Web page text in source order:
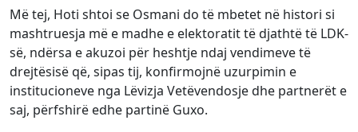
Më tej, Hoti shtoi se Osmani do të mbetet në histori si
mashtruesja më e madhe e elektoratit të djathtë të LDK-
së, ndërsa e akuzoi për heshtje ndaj vendimeve të
drejtësisë që, sipas tij, konfirmojnë uzurpimin e
institucioneve nga Lëvizja Vetëvendosje dhe partnerët e
saj, përfshirë edhe partinë Guxo.